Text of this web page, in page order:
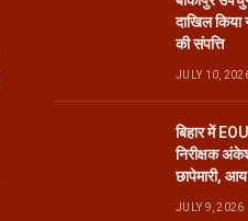
दाखिल किया
की संपत्ति
JULY 10,
बिहार में
निरीक्षक
छापेमारी,
JULY 9, 2026